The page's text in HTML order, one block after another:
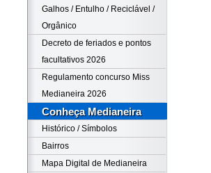
Galhos / Entulho / Reciclável /
Orgânico
Decreto de feriados e pontos
facultativos 2026
Regulamento concurso Miss
Medianeira 2026
Conheça Medianeira
Histórico / Símbolos
Bairros
Mapa Digital de Medianeira